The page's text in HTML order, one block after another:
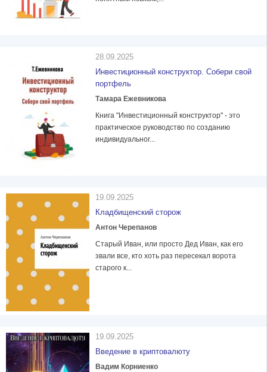
28.09.2025
Инвестиционный конструктор. Собери свой
портфель
Тамара Ежевникова
Книга "Инвестиционный конструктор" - это
практическое руководство по созданию
индивидуальног...
19.09.2025
Кладбищенский сторож
Антон Черепанов
Старый Иван, или просто Дед Иван, как его
звали все, кто хоть раз пересекал ворота
старого к...
19.09.2025
Введение в криптовалюту
Вадим Корниенко